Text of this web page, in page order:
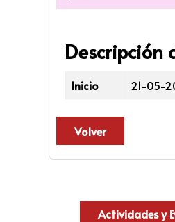
Descripción
Inicio 21-05-
Volver
Actividades y